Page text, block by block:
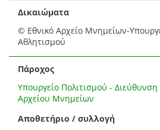
Δικαιώματα
© Εθνικό Αρχείο Μνημείων-
Αθλητισμού
Πάροχος
Υπουργείο Πολιτισμού - Διεύθυνση
Αρχείου Μνημείων
Αποθετήριο / συλλογή